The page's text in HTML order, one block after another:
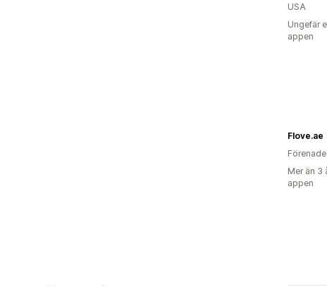
USA
Ungefär
appen
Flove.ae
Mer än 3
appen